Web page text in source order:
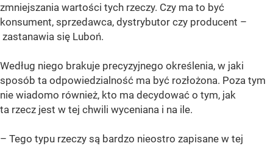
zmniejszania wartości tych rzeczy. Czy ma to być
konsument, sprzedawca, dystrybutor czy producent –
zastanawia się Luboń.
Według niego brakuje precyzyjnego określenia, w jaki
sposób ta odpowiedzialność ma być rozłożona. Poza tym
nie wiadomo również, kto ma decydować o tym, jak
ta rzecz jest w tej chwili wyceniana i na ile.
– Tego typu rzeczy są bardzo nieostro zapisane w tej